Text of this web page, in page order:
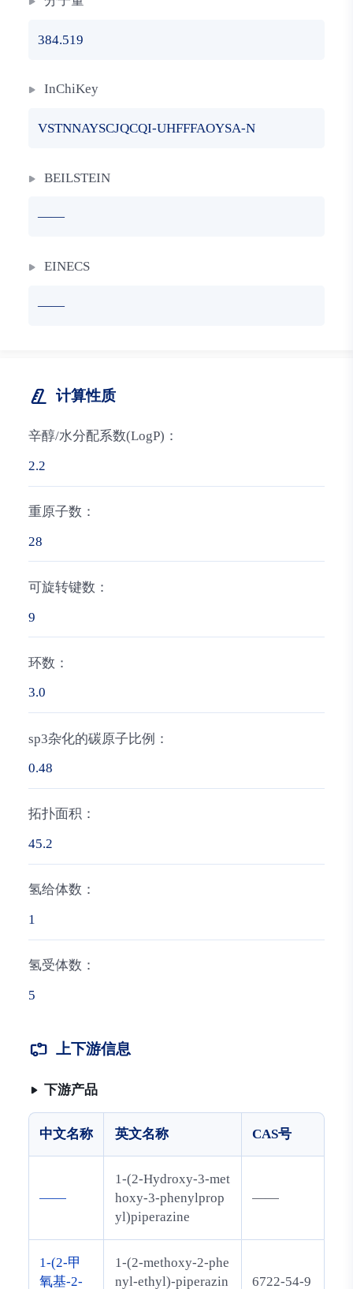
384.519
InChiKey
VSTNNAYSCJQCQI-UHFFFAOYSA-N
BEILSTEIN
——
EINECS
——
计算性质
辛醇/水分配系数(LogP)：
2.2
重原子数：
28
可旋转键数：
9
环数：
3.0
sp3杂化的碳原子比例：
0.48
拓扑面积：
45.2
氢给体数：
1
氢受体数：
5
上下游信息
下游产品
中文名称 英文名称 CAS号
——
1-(2-Hydroxy-3-met
hoxy-3-phenylprop
yl)piperazine
——
1-(2-甲
氧基-2-
1-(2-methoxy-2-phe
nyl-ethyl)-piperazin
6722-54-9